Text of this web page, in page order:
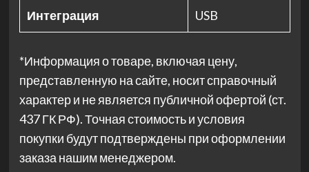
Интеграция USB
*Информация о товаре, включая цену,
представленную на сайте, носит справочный
характер и не является публичной офертой (ст.
437 ГК РФ). Точная стоимость и условия
покупки будут подтверждены при оформлении
заказа нашим менеджером.